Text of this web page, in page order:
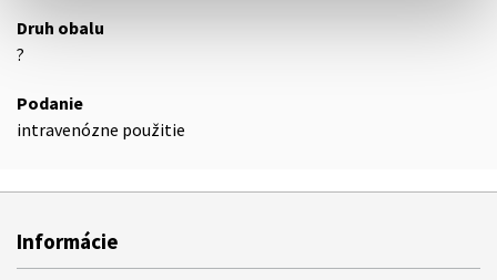
Druh obalu
?
Podanie
intravenózne použitie
Informácie